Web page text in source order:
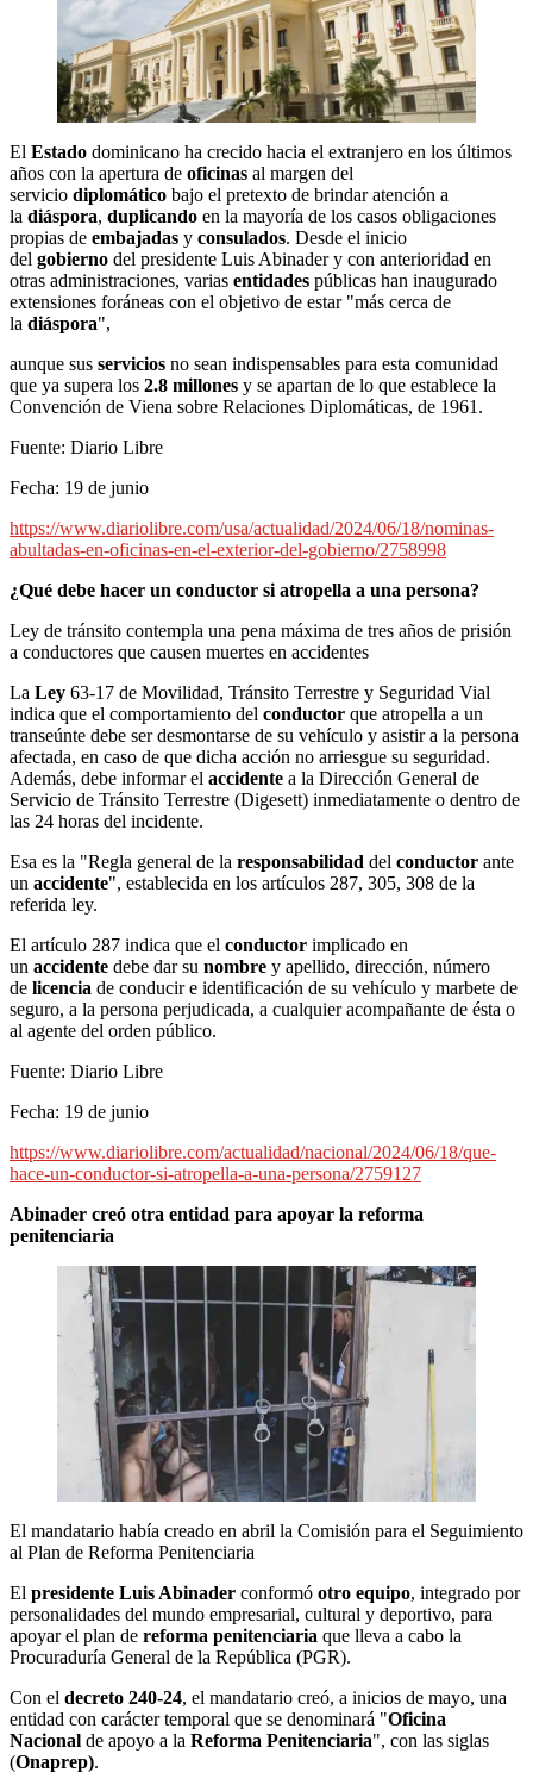
El Estado dominicano ha crecido hacia el extranjero en los últimos
años con la apertura de oficinas al margen del
servicio diplomático bajo el pretexto de brindar atención a
la diáspora, duplicando en la mayoría de los casos obligaciones
propias de embajadas y consulados. Desde el inicio
del gobierno del presidente Luis Abinader y con anterioridad en
otras administraciones, varias entidades públicas han inaugurado
extensiones foráneas con el objetivo de estar "más cerca de
la diáspora",
aunque sus servicios no sean indispensables para esta comunidad
que ya supera los 2.8 millones y se apartan de lo que establece la
Convención de Viena sobre Relaciones Diplomáticas, de 1961.
Fuente: Diario Libre
Fecha: 19 de junio
https://www.diariolibre.com/usa/actualidad/2024/06/18/nominas-
abultadas-en-oficinas-en-el-exterior-del-gobierno/2758998
¿Qué debe hacer un conductor si atropella a una persona?
Ley de tránsito contempla una pena máxima de tres años de prisión
a conductores que causen muertes en accidentes
La Ley 63-17 de Movilidad, Tránsito Terrestre y Seguridad Vial
indica que el comportamiento del conductor que atropella a un
transeúnte debe ser desmontarse de su vehículo y asistir a la persona
afectada, en caso de que dicha acción no arriesgue su seguridad.
Además, debe informar el accidente a la Dirección General de
Servicio de Tránsito Terrestre (Digesett) inmediatamente o dentro de
las 24 horas del incidente.
Esa es la "Regla general de la responsabilidad del conductor ante
un accidente", establecida en los artículos 287, 305, 308 de la
referida ley.
El artículo 287 indica que el conductor implicado en
un accidente debe dar su nombre y apellido, dirección, número
de licencia de conducir e identificación de su vehículo y marbete de
seguro, a la persona perjudicada, a cualquier acompañante de ésta o
al agente del orden público.
Fuente: Diario Libre
Fecha: 19 de junio
https://www.diariolibre.com/actualidad/nacional/2024/06/18/que-
hace-un-conductor-si-atropella-a-una-persona/2759127
Abinader creó otra entidad para apoyar la reforma
penitenciaria
El mandatario había creado en abril la Comisión para el Seguimiento
al Plan de Reforma Penitenciaria
El presidente Luis Abinader conformó otro equipo, integrado por
personalidades del mundo empresarial, cultural y deportivo, para
apoyar el plan de reforma penitenciaria que lleva a cabo la
Procuraduría General de la República (PGR).
Con el decreto 240-24, el mandatario creó, a inicios de mayo, una
entidad con carácter temporal que se denominará "Oficina
Nacional de apoyo a la Reforma Penitenciaria", con las siglas
(Onaprep).